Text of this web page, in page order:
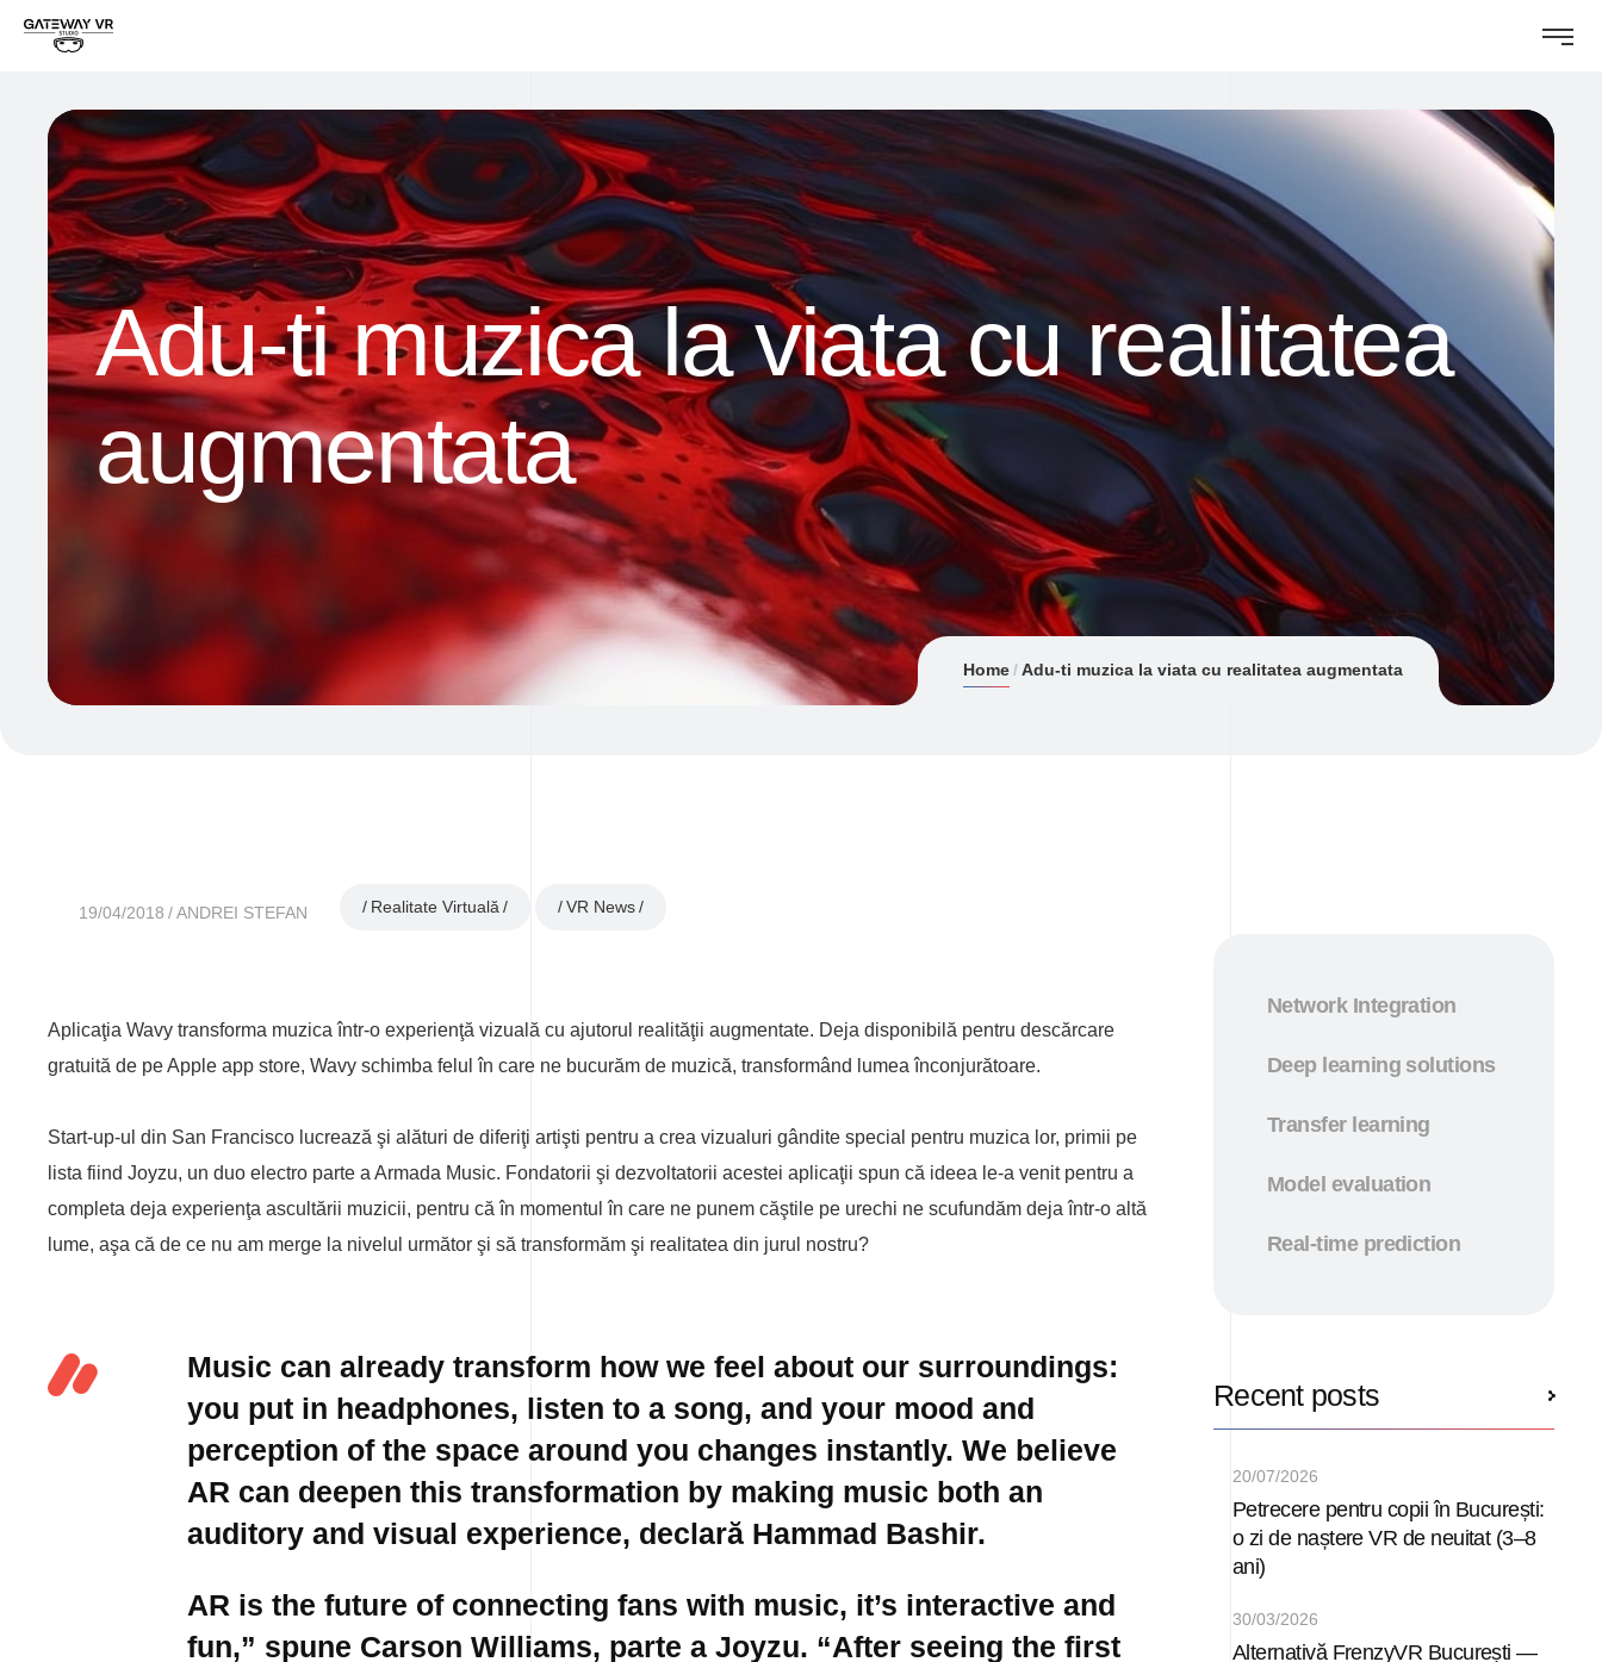
Adu-ti muzica la viata cu realitatea
augmentata
Home Adu-ti muzica la viata cu realitatea augmentata
19/04/2018 ANDREI STEFAN Realitate Virtuală VR News
Aplicaţia Wavy transforma muzica într-o experienţă vizuală cu ajutorul realităţii augmentate. Deja disponibilă pentru descărcare
gratuită de pe Apple app store, Wavy schimba felul în care ne bucurăm de muzică, transformând lumea înconjurătoare.
Start-up-ul din San Francisco lucrează şi alături de diferiţi artişti pentru a crea vizualuri gândite special pentru muzica lor, primii pe
lista fiind Joyzu, un duo electro parte a Armada Music. Fondatorii şi dezvoltatorii acestei aplicaţii spun că ideea le-a venit pentru a
completa deja experienţa ascultării muzicii, pentru că în momentul în care ne punem căştile pe urechi ne scufundăm deja într-o altă
lume, aşa că de ce nu am merge la nivelul următor şi să transformăm şi realitatea din jurul nostru?
Music can already transform how we feel about our surroundings:
you put in headphones, listen to a song, and your mood and
perception of the space around you changes instantly. We believe
AR can deepen this transformation by making music both an
auditory and visual experience, declară Hammad Bashir.
AR is the future of connecting fans with music, it’s interactive and
fun,” spune Carson Williams, parte a Joyzu. “After seeing the first
Network Integration
Deep learning solutions
Transfer learning
Model evaluation
Real-time prediction
Recent posts
Petrecere pentru copii în București:
o zi de naștere VR de neuitat (3–8
ani)
20/07/2026
Alternativă FrenzyVR București —
30/03/2026